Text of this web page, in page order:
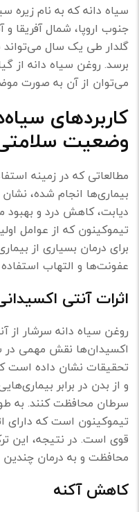
سیاه دانه که به نام زیره‌
جنوب اروپا، شمال آفریقا
برسد. روغن سیاه دانه از
می‌توان از آن به صورت
کاربرد‌های
وضعیت
مطالعاتی که در زمینه‌
بیماری‌ها انجام شده،
دیابت، کاهش درد و
تیموکینون که از عوامل
برای درمان بسیاری از
عفونت‌ها و التهاب
اثرات آنتی
روغن سياه دانه سرشار از
اكسيدان‌ها نقش مهمی در
تحقيقات نشان داده است
و از بدن در برابر
سرطان محافظت كنند. به
تيموكينون است كه دارای
قوی است. در نتيجه، اين
محافظت و به درمان
کاهش آکنه